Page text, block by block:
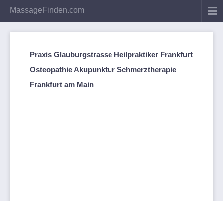
MassageFinden.com
Praxis Glauburgstrasse Heilpraktiker Frankfurt
Osteopathie Akupunktur Schmerztherapie
Frankfurt am Main